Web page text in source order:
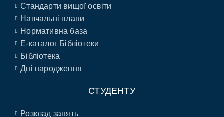
Стандарти вищої освіти
Навчальні плани
Нормативна база
E-каталог Бібліотеки
Бібліотека
Дні народження
СТУДЕНТУ
Розклад занять